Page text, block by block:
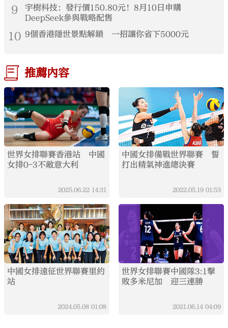
9
宇樹科技：發行價150.80元！8月10日申購
DeepSeek參與戰略配售
10 9個香港隱世景點解鎖 一招讓你省下5000元
推薦內容
世界女排聯賽香港站 中國
女排0-3不敵意大利
2025.06.22 14:31
中國女排備戰世界聯賽 誓
打出精氣神進總決賽
2022.05.19 01:53
中國女排遠征世界聯賽里約
站
2024.05.08 01:08
世界女排聯賽中國隊3:1擊
敗多米尼加 迎三連勝
2021.06.14 04:09